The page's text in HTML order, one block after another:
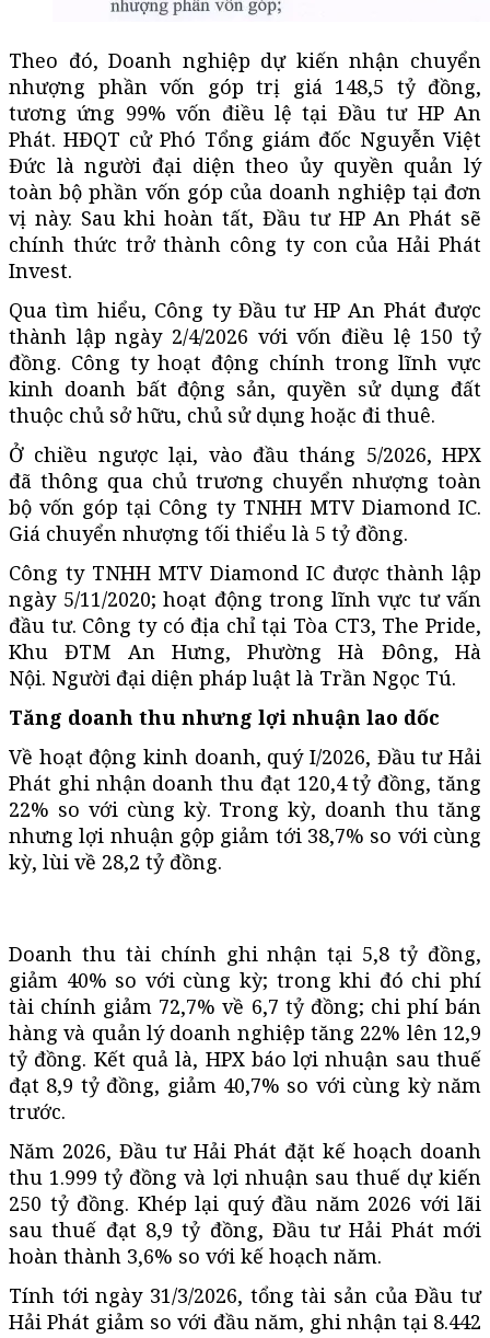
Theo đó, Doanh nghiệp dự kiến nhận chuyển
nhượng phần vốn góp trị giá 148,5 tỷ đồng,
tương ứng 99% vốn điều lệ tại Đầu tư HP An
Phát. HĐQT cử Phó Tổng giám đốc Nguyễn Việt
Đức là người đại diện theo ủy quyền quản lý
toàn bộ phần vốn góp của doanh nghiệp tại đơn
vị này. Sau khi hoàn tất, Đầu tư HP An Phát sẽ
chính thức trở thành công ty con của Hải Phát
Invest.
Qua tìm hiểu, Công ty Đầu tư HP An Phát được
thành lập ngày 2/4/2026 với vốn điều lệ 150 tỷ
đồng. Công ty hoạt động chính trong lĩnh vực
kinh doanh bất động sản, quyền sử dụng đất
thuộc chủ sở hữu, chủ sử dụng hoặc đi thuê.
Ở chiều ngược lại, vào đầu tháng 5/2026, HPX
đã thông qua chủ trương chuyển nhượng toàn
bộ vốn góp tại Công ty TNHH MTV Diamond IC.
Giá chuyển nhượng tối thiểu là 5 tỷ đồng.
Công ty TNHH MTV Diamond IC được thành lập
ngày 5/11/2020; hoạt động trong lĩnh vực tư vấn
đầu tư. Công ty có địa chỉ tại Tòa CT3, The Pride,
Khu ĐTM An Hưng, Phường Hà Đông, Hà
Nội. Người đại diện pháp luật là Trần Ngọc Tú.
Tăng doanh thu nhưng lợi nhuận lao dốc
Về hoạt động kinh doanh, quý I/2026, Đầu tư Hải
Phát ghi nhận doanh thu đạt 120,4 tỷ đồng, tăng
22% so với cùng kỳ. Trong kỳ, doanh thu tăng
nhưng lợi nhuận gộp giảm tới 38,7% so với cùng
kỳ, lùi về 28,2 tỷ đồng.
Doanh thu tài chính ghi nhận tại 5,8 tỷ đồng,
giảm 40% so với cùng kỳ; trong khi đó chi phí
tài chính giảm 72,7% về 6,7 tỷ đồng; chi phí bán
hàng và quản lý doanh nghiệp tăng 22% lên 12,9
tỷ đồng. Kết quả là, HPX báo lợi nhuận sau thuế
đạt 8,9 tỷ đồng, giảm 40,7% so với cùng kỳ năm
trước.
Năm 2026, Đầu tư Hải Phát đặt kế hoạch doanh
thu 1.999 tỷ đồng và lợi nhuận sau thuế dự kiến
250 tỷ đồng. Khép lại quý đầu năm 2026 với lãi
sau thuế đạt 8,9 tỷ đồng, Đầu tư Hải Phát mới
hoàn thành 3,6% so với kế hoạch năm.
Tính tới ngày 31/3/2026, tổng tài sản của Đầu tư
Hải Phát giảm so với đầu năm, ghi nhận tại 8.442